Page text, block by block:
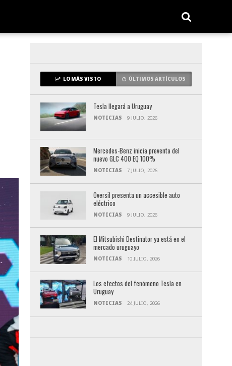
LO MÁS VISTO ÚLTIMOS ARTÍCULOS
Tesla llegará a Uruguay
NOTICIAS 9 JULIO, 2026
Mercedes-Benz inicia preventa del
nuevo GLC 400 EQ 100%
NOTICIAS 7 JULIO, 2026
Oversil presenta un accesible auto
eléctrico
NOTICIAS 9 JULIO, 2026
El Mitsubishi Destinator ya está en el
mercado uruguayo
NOTICIAS 10 JULIO, 2026
Los efectos del fenómeno Tesla en
Uruguay
NOTICIAS 24 JULIO, 2026